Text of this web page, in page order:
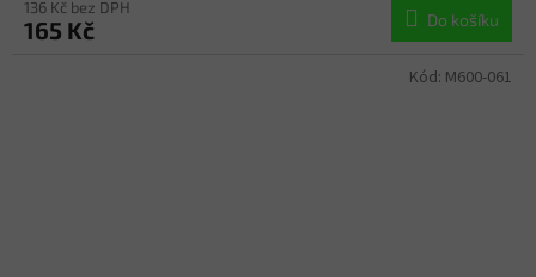
136 Kč bez DPH
165 Kč Do košíku
Kód: M600-061